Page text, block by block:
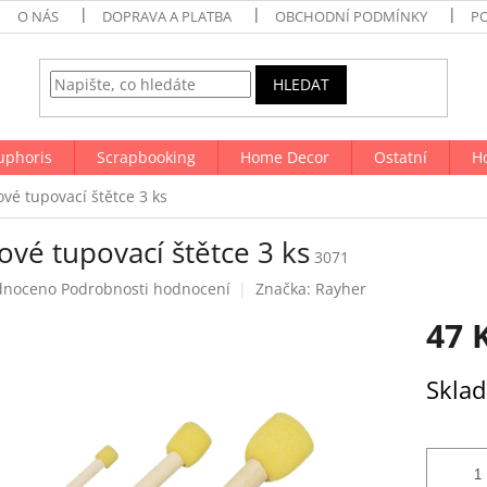
O NÁS DOPRAVA A PLATBA OBCHODNÍ PODMÍNKY
HLEDAT
Scrapbooking Home Decor Ostatní
tupovací štětce 3 ks
tupovací štětce 3 ks 3071
Podrobnosti hodnocení Značka: Rayher
47
cena: